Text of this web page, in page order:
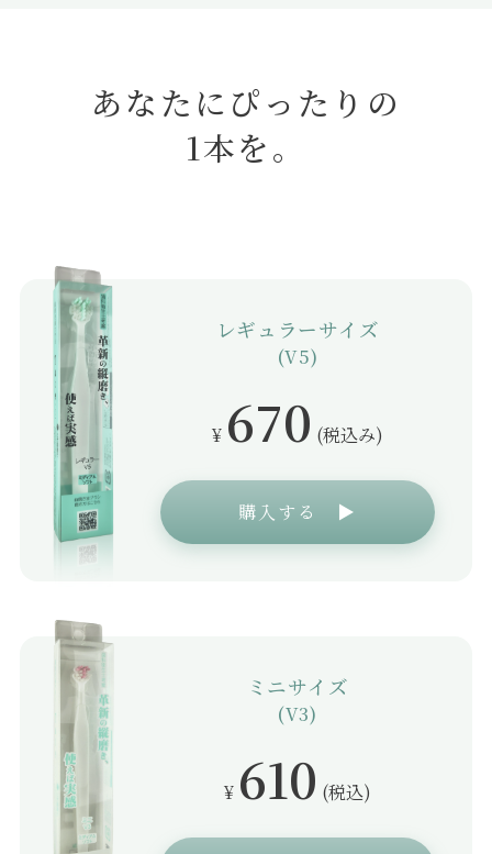
あなたにぴったりの
1本を。
レギュラーサイズ
(V5)
¥ 670 (税込み)
購入する ▶
ミニサイズ
(V3)
¥ 610 (税込)